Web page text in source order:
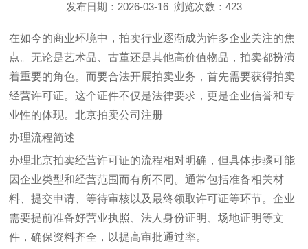
发布日期：2026-03-16 浏览次数：423
在如今的商业环境中，拍卖行业逐渐成为许多企业关注的焦
点。无论是艺术品、古董还是其他高价值物品，拍卖都扮演
着重要的角色。而要合法开展拍卖业务，首先需要获得拍卖
经营许可证。这个证件不仅是法律要求，更是企业信誉和专
业性的体现。北京拍卖公司注册
办理流程简述
办理北京拍卖经营许可证的流程相对明确，但具体步骤可能
因企业类型和经营范围而有所不同。通常包括准备相关材
料、提交申请、等待审核以及最终领取许可证等环节。企业
需要提前准备好营业执照、法人身份证明、场地证明等文
件，确保资料齐全，以提高审批通过率。